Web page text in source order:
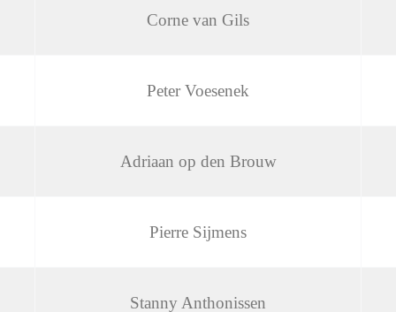
Corne van Gils
Peter Voesenek
Adriaan op den Brouw
Pierre Sijmens
Stanny Anthonissen